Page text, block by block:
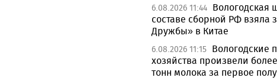
6.08.2026 11:44 Вологодская
составе сборной РФ взяла
Дружбы» в Китае
6.08.2026 11:15 Вологодские
хозяйства произвели
тонн молока за первое